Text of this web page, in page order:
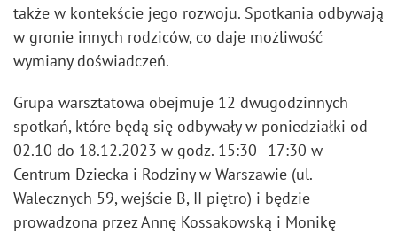
także w kontekście jego rozwoju. Spotkania odbywają
w gronie innych rodziców, co daje możliwość
wymiany doświadczeń.
Grupa warsztatowa obejmuje 12 dwugodzinnych
spotkań, które będą się odbywały w poniedziałki od
02.10 do 18.12.2023 w godz. 15:30–17:30 w
Centrum Dziecka i Rodziny w Warszawie (ul.
Walecznych 59, wejście B, II piętro) i będzie
prowadzona przez Annę Kossakowską i Monikę